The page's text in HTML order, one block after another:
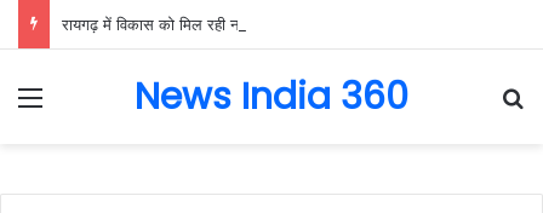
Menu News India 360